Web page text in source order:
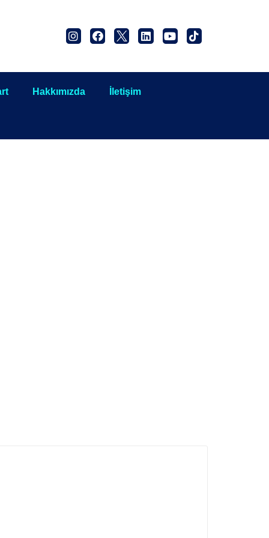
Hakkımızda İletişim